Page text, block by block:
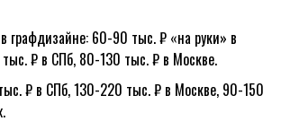
графдизайне: 60-90 тыс. ₽ «на руки» в
тыс. ₽ в СПб, 80-130 тыс. ₽ в Москве.
₽ в СПб, 130-220 тыс. ₽ в Москве, 90-150